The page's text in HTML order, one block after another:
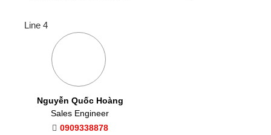
Line 4
Nguyễn Quốc Hoàng
Sales Engineer
0909338878